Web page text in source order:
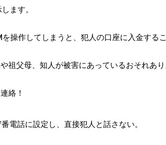
ます。
操作してしまうと、犯人の口座に入金するこ
祖父母、知人が被害にあっているおそれあり
絡！
電話に設定し、直接犯人と話さない。